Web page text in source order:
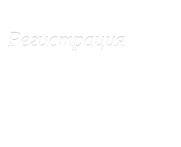
Регистрация